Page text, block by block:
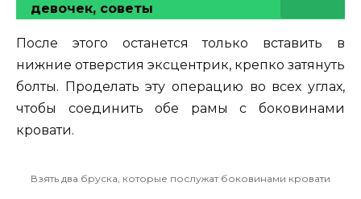
девочек, советы
После этого останется только вставить в
нижние отверстия эксцентрик, крепко затянуть
болты. Проделать эту операцию во всех углах,
чтобы соединить обе рамы с боковинами
кровати.
Взять два бруска, которые послужат боковинами кровати